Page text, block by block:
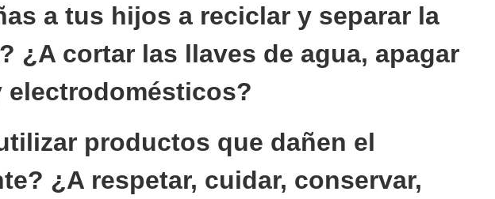
a tus hijos a reciclar y separar la
¿A cortar las llaves de agua, apagar
electrodomésticos?
productos que dañen el
¿A respetar, cuidar, conservar,